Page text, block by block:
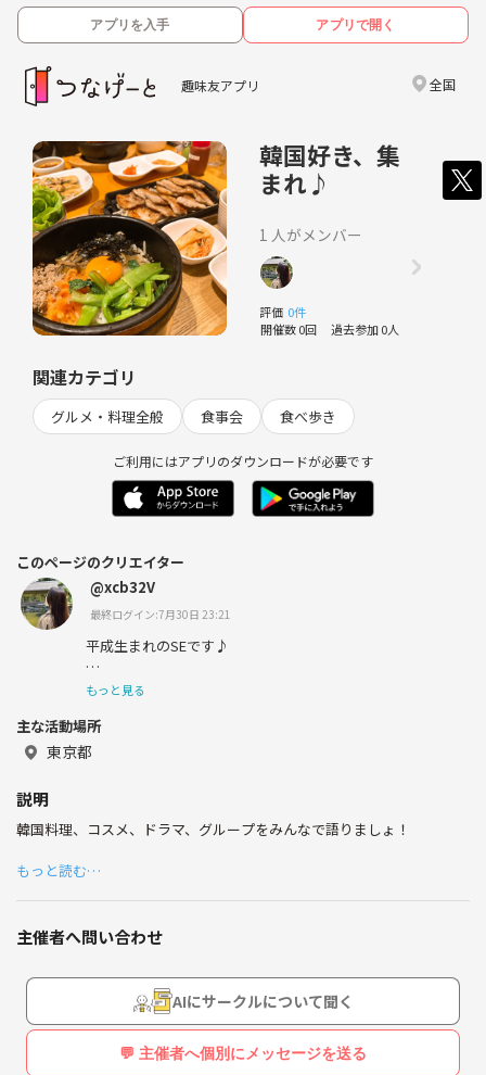
アプリを入手 アプリで開く
趣味友アプリ 全国
韓国好き、集
まれ♪
1 人がメンバー
評価 0件
開催数 0回 過去参加 0人
関連カテゴリ
グルメ・料理全般 食事会 食べ歩き
ご利用にはアプリのダウンロードが必要です
このページのクリエイター
@xcb32V
最終ログイン:7月30日 23:21
平成生まれのSEです♪
千葉県出身、都内住みです⸜🙌🏻⸝‍
もっと見る
主な活動場所
東京都
説明
韓国料理、コスメ、ドラマ、グループをみんなで語りましょ！
もっと読む…
主催者へ問い合わせ
AIにサークルについて聞く
💬 主催者へ個別にメッセージを送る